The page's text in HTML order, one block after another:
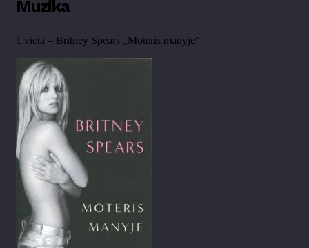
Muzika
1 vieta – Britney Spears „Moteris manyje“